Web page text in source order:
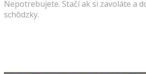
Nepotrebujete. Stačí ak si zavoláte a
schôdzky.